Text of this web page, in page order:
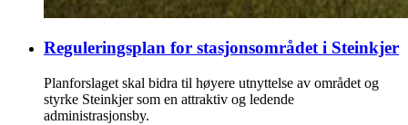
Reguleringsplan for stasjonsområdet i Steinkjer
Planforslaget skal bidra til høyere utnyttelse av området og
styrke Steinkjer som en attraktiv og ledende
administrasjonsby.